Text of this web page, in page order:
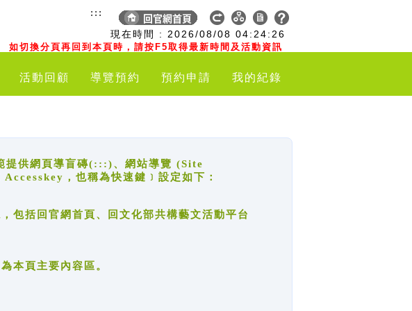
現在時間 : 2026/08/08 04:24:26
如切換分頁再回到本頁時，請按F5取得最新時間及活動資訊
:::
活動回顧 導覽預約 預約申請 我的紀錄
提供網頁導盲磚(:::)、網站導覽 (Site
，也稱為快速鍵﹞設定如下：
括回官網首頁、回文化部共構藝文活動平台
頁主要內容區。